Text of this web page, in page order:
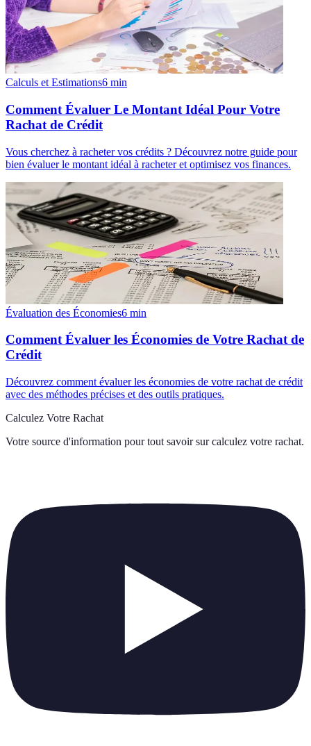
Calculs et Estimations6 min
Comment Évaluer Le Montant Idéal Pour Votre
Rachat de Crédit
Vous cherchez à racheter vos crédits ? Découvrez notre guide pour
bien évaluer le montant idéal à racheter et optimisez vos finances.
Évaluation des Économies6 min
Comment Évaluer les Économies de Votre Rachat de
Crédit
Découvrez comment évaluer les économies de votre rachat de crédit
avec des méthodes précises et des outils pratiques.
Calculez Votre Rachat
Votre source d'information pour tout savoir sur calculez votre rachat.